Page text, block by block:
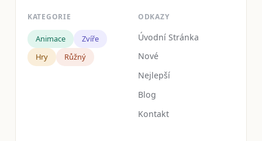
KATEGORIE
Animace
Zvíře
Hry
Růžný
ODKAZY
Úvodní Stránka
Nové
Nejlepší
Blog
Kontakt